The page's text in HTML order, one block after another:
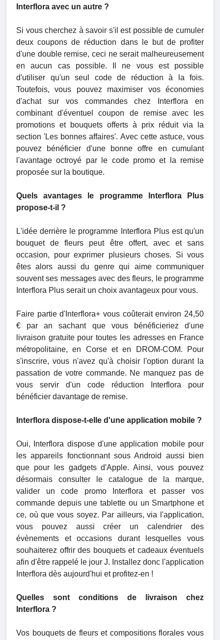
Interflora avec un autre ?
Si vous cherchez à savoir s'il est possible de cumuler
deux coupons de réduction dans le but de profiter
d'une double remise, ceci ne serait malheureusement
en aucun cas possible. Il ne vous est possible
d'utiliser qu'un seul code de réduction à la fois.
Toutefois, vous pouvez maximiser vos économies
d'achat sur vos commandes chez Interflora en
combinant d'éventuel coupon de remise avec les
promotions et bouquets offerts à prix réduit via la
section 'Les bonnes affaires'. Avec cette astuce, vous
pouvez bénéficier d'une bonne offre en cumulant
l'avantage octroyé par le code promo et la remise
proposée sur la boutique.
Quels avantages le programme Interflora Plus
propose-t-il ?
L'idée derrière le programme Interflora Plus est qu'un
bouquet de fleurs peut être offert, avec et sans
occasion, pour exprimer plusieurs choses. Si vous
êtes alors aussi du genre qui aime communiquer
souvent ses messages avec des fleurs, le programme
Interflora Plus serait un choix avantageux pour vous.
Faire partie d'Interflora+ vous coûterait environ 24,50
€ par an sachant que vous bénéficieriez d'une
livraison gratuite pour toutes les adresses en France
métropolitaine, en Corse et en DROM-COM. Pour
s'inscrire, vous n'avez qu'à choisir l'option durant la
passation de votre commande. Ne manquez pas de
vous servir d'un code réduction Interflora pour
bénéficier davantage de remise.
Interflora dispose-t-elle d'une application mobile ?
Oui, Interflora dispose d'une application mobile pour
les appareils fonctionnant sous Android aussi bien
que pour les gadgets d'Apple. Ainsi, vous pouvez
désormais consulter le catalogue de la marque,
valider un code promo Interflora et passer vos
commande depuis une tablette ou un Smartphone et
ce, où que vous soyez. Par ailleurs, via l'application,
vous pouvez aussi créer un calendrier des
évènements et occasions durant lesquelles vous
souhaiterez offrir des bouquets et cadeaux éventuels
afin d'être rappelé le jour J. Installez donc l'application
Interflora dès aujourd'hui et profitez-en !
Quelles sont conditions de livraison chez
Interflora ?
Vos bouquets de fleurs et compositions florales vous